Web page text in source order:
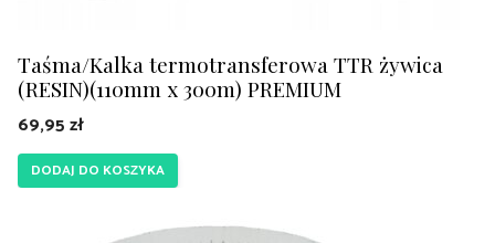
Taśma/Kalka termotransferowa TTR żywica
(RESIN)(110mm x 300m) PREMIUM
69,95zł
DODAJ DO KOSZYKA